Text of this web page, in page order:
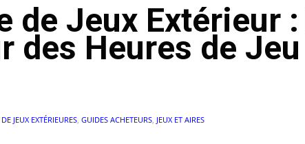
de Jeux Extérieur :
des Heures de Jeu
JEUX EXTÉRIEURES, GUIDES ACHETEURS, JEUX ET AIRES